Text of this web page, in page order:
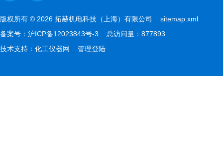
版权所有 © 2026 拓赫机电科技（上海）有限公司 sitemap.xml
备案号： 沪ICP备12023843号-3 总访问量：877893
技术支持： 化工仪器网 管理登陆